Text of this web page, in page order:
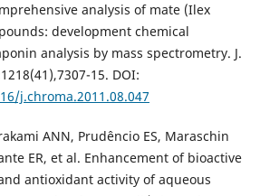
analysis of mate (Ilex
development chemical
analysis by mass spectrometry. J.
15. DOI:
j.chroma.2011.08.047
ANN, Prudêncio ES, Maraschin
ER, et al. Enhancement of bioactive
antioxidant activity of aqueous